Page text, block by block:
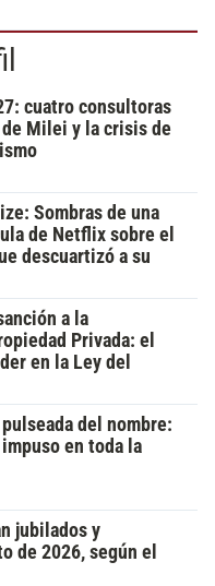
cuatro consultoras
Milei y la crisis de
Sombras de una
de Netflix sobre el
descuartizó a su
a la
Privada: el
en la Ley del
del nombre:
en toda la
jubilados y
de 2026, según el